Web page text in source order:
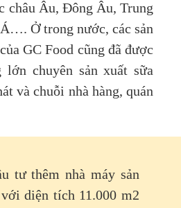
châu Âu, Đông Âu, Trung
Ở trong nước, các sản
GC Food cũng đã được
lớn chuyên sản xuất sữa
và chuỗi nhà hàng, quán
tư thêm nhà máy sản
diện tích 11.000 m2